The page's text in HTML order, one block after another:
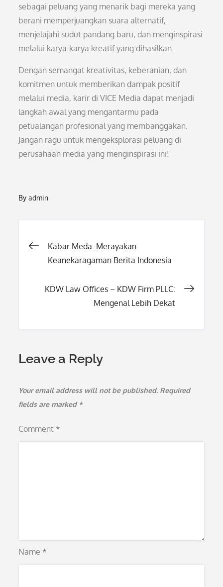
sebagai peluang yang menarik bagi mereka yang
berani memperjuangkan suara alternatif,
menjelajahi sudut pandang baru, dan menginspirasi
melalui karya-karya kreatif yang dihasilkan.
Dengan semangat kreativitas, keberanian, dan
komitmen untuk memberikan dampak positif
melalui media, karir di VICE Media dapat menjadi
langkah awal yang mengantarmu pada
petualangan profesional yang membanggakan.
Jangan ragu untuk mengeksplorasi peluang di
perusahaan media yang menginspirasi ini!
Byadmin
PostKabar Meda: Merayakan
Keanekaragaman Berita Indonesia
KDW Law Offices – KDW Firm PLLC:
Mengenal Lebih Dekat
Leave a Reply
Your email address will not be published. Required
fields are marked *
Comment *
Name *